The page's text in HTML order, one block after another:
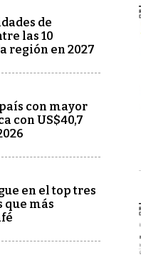
de
las 10
región en 2027
país con mayor
con US$40,7
en el top tres
que más